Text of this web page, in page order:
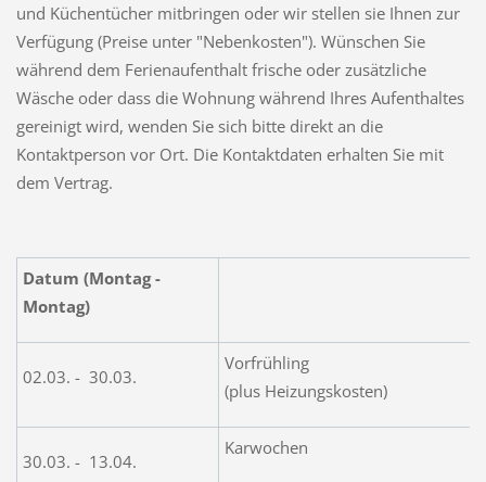
und Küchentücher mitbringen oder wir stellen sie Ihnen zur
Verfügung (Preise unter "Nebenkosten"). Wünschen Sie
während dem Ferienaufenthalt frische oder zusätzliche
Wäsche oder dass die Wohnung während Ihres Aufenthaltes
gereinigt wird, wenden Sie sich bitte direkt an die
Kontaktperson vor Ort. Die Kontaktdaten erhalten Sie mit
dem Vertrag.
Datum (Montag -
Montag)
02.03. - 30.03.
Vorfrühling
(plus Heizungskosten)
30.03. - 13.04.
Karwochen